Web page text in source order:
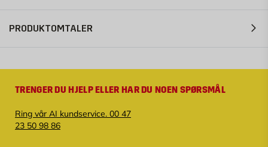
PRODUKTOMTALER
TRENGER DU HJELP ELLER HAR DU NOEN SPØRSMÅL
Ring vår AI kundservice. 00 47
23 50 98 86